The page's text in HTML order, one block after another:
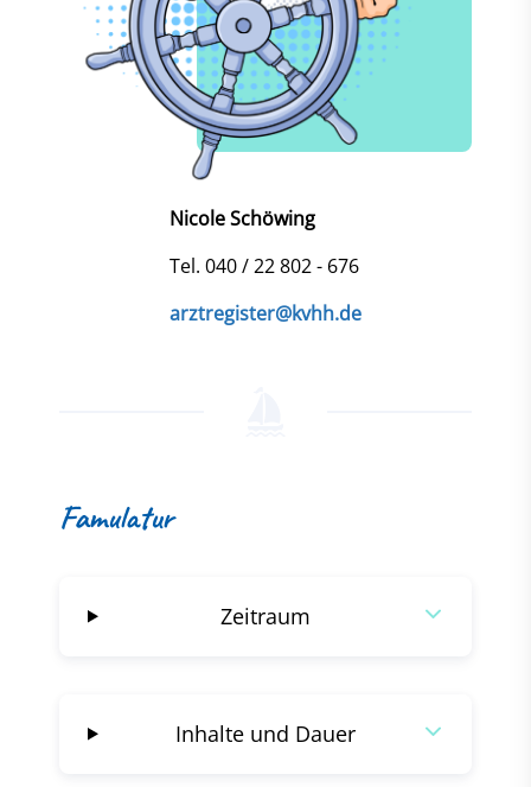
Nicole Schöwing
Tel. 040 / 22 802 - 676
arztregister@kvhh.de
Famulatur
Zeitraum
Inhalte und Dauer